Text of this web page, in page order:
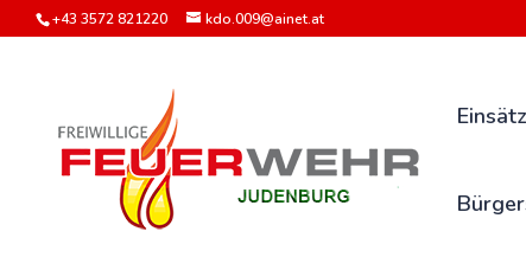
+43 3572 821220 kdo.009@ainet.at